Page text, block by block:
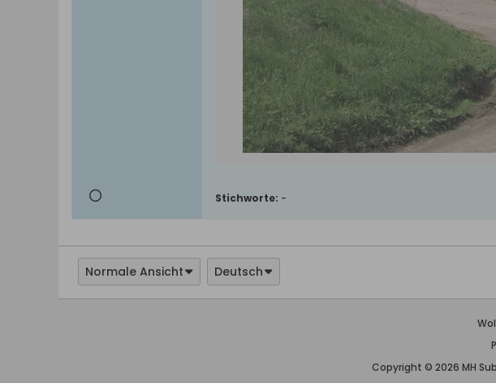
Stichworte: -
Normale Ansicht Deutsch
Copyright © 2026 MH